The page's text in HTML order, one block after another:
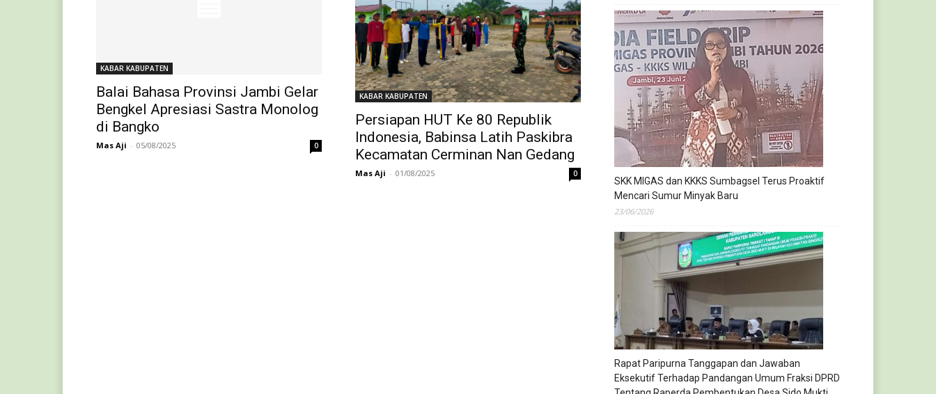
KABAR KABUPATEN
Balai Bahasa Provinsi Jambi Gelar
Bengkel Apresiasi Sastra Monolog
di Bangko
Mas Aji - 05/08/2025 0
KABAR KABUPATEN
Persiapan HUT Ke 80 Republik
Indonesia, Babinsa Latih Paskibra
Kecamatan Cerminan Nan Gedang
Mas Aji - 01/08/2025 0
SKK MIGAS dan KKKS Sumbagsel Terus Proaktif
Mencari Sumur Minyak Baru
23/06/2026
Rapat Paripurna Tanggapan dan Jawaban
Eksekutif Terhadap Pandangan Umum Fraksi DPRD